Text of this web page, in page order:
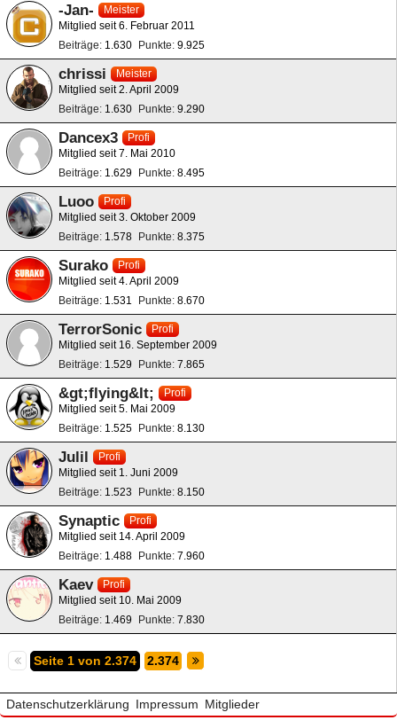
-Jan-
Meister
Mitglied seit 6. Februar 2011
Beiträge 1.630 Punkte 9.925
chrissi
Meister
Mitglied seit 2. April 2009
Beiträge 1.630 Punkte 9.290
Dancex3
Profi
Mitglied seit 7. Mai 2010
Beiträge 1.629 Punkte 8.495
Luoo
Profi
Mitglied seit 3. Oktober 2009
Beiträge 1.578 Punkte 8.375
Surako
Profi
Mitglied seit 4. April 2009
Beiträge 1.531 Punkte 8.670
TerrorSonic
Profi
Mitglied seit 16. September 2009
Beiträge 1.529 Punkte 7.865
&gt;flying&lt;
Profi
Mitglied seit 5. Mai 2009
Beiträge 1.525 Punkte 8.130
Julil
Profi
Mitglied seit 1. Juni 2009
Beiträge 1.523 Punkte 8.150
Synaptic
Profi
Mitglied seit 14. April 2009
Beiträge 1.488 Punkte 7.960
Kaev
Profi
Mitglied seit 10. Mai 2009
Beiträge 1.469 Punkte 7.830
Seite 1 von 2.374 2.374
Datenschutzerklärung Impressum Mitglieder